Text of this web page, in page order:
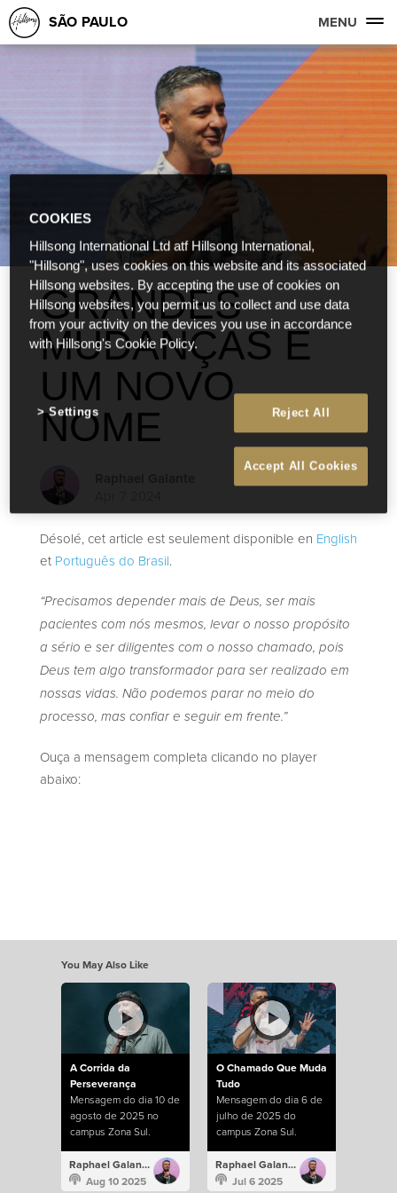
SÃO PAULO MENU
GRANDES
MUDANÇAS E
UM NOVO
NOME
Désolé, cet article est seulement disponible en English
et Português do Brasil.
“Precisamos depender mais de Deus, ser mais
pacientes com nós mesmos, levar o nosso propósito
a sério e ser diligentes com o nosso chamado, pois
Deus tem algo transformador para ser realizado em
nossas vidas. Não podemos parar no meio do
processo, mas confiar e seguir em frente.”
Ouça a mensagem completa clicando no player
abaixo:
You May Also Like
A Corrida da
Perseverança
Mensagem do dia 10 de
agosto de 2025 no
campus Zona Sul.
Raphael Galante
Aug 10 2025
O Chamado Que Muda
Tudo
Mensagem do dia 6 de
julho de 2025 do
campus Zona Sul.
Raphael Galante
Jul 6 2025
COOKIES
Hillsong International Ltd atf Hillsong International,
"Hillsong", uses cookies on this website and its associated
Hillsong websites. By accepting the use of cookies on
Hillsong websites, you permit us to collect and use data
from your activity on the devices you use in accordance
with Hillsong's Cookie Policy.
Reject All
Accept All Cookies
Settings